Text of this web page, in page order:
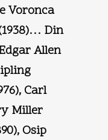
Voronca
Din
Allen
Carl
Miller
Osip